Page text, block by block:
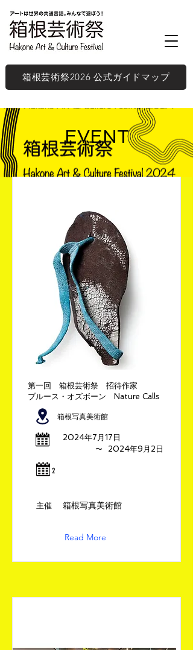
箱根芸術祭2026 公式ガイドマップ
EVENT
第一回 箱根芸術祭 招待作家
ブルース・オズボーン Nature Calls
箱根写真美術館
2024年7月17日
​〜 2024年9月2日
​2
​主催 箱根写真美術館
Read More